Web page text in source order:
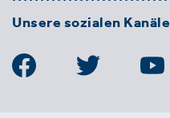
Unsere sozialen Kanäle